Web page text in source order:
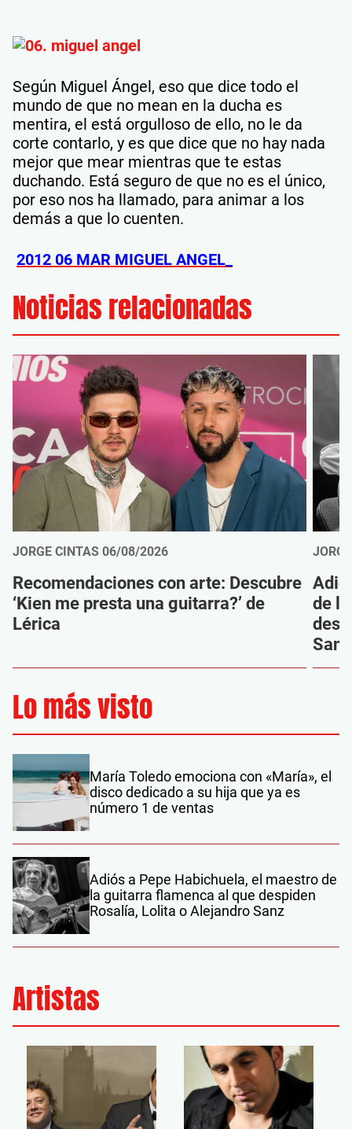
Según Miguel Ángel, eso que dice todo el
mundo de que no mean en la ducha es
mentira, el está orgulloso de ello, no le da
corte contarlo, y es que dice que no hay nada
mejor que mear mientras que te estas
duchando. Está seguro de que no es el único,
por eso nos ha llamado, para animar a los
demás a que lo cuenten.
2012 06 MAR MIGUEL ANGEL_
Noticias relacionadas
JORGE CINTAS 06/08/2026
Recomendaciones con arte: Descubre
‘Kien me presta una guitarra?’ de
Lérica
de
Sanz
Lo más visto
María Toledo emociona con «María», el
disco dedicado a su hija que ya es
número 1 de ventas
Adiós a Pepe Habichuela, el maestro de
la guitarra flamenca al que despiden
Rosalía, Lolita o Alejandro Sanz
Artistas